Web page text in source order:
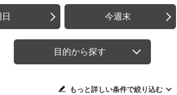
今週末
目的から探す
もっと詳しい条件で絞り込む